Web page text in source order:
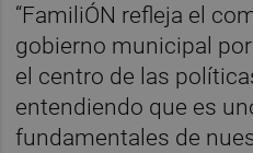
“FamiliÓN refleja el
gobierno municipal
el centro de las
entendiendo que es
fundamentales de